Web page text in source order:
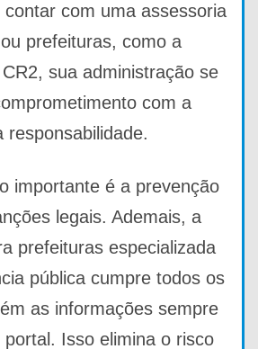
com uma assessoria
prefeituras, como a
sua administração se
com a
responsabilidade.
importante é a prevenção
legais. Ademais, a
prefeituras especializada
pública cumpre todos os
as informações sempre
Isso elimina o risco